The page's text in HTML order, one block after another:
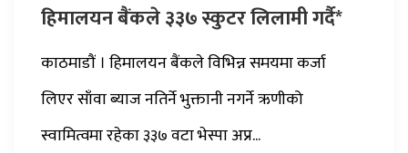
हिमालयन बैंकले ३३७ स्कुटर लिलामी गर्दै*
काठमाडौं । हिमालयन बैंकले विभिन्न समयमा कर्जा
लिएर साँवा ब्याज नतिर्ने भुक्तानी नगर्ने ऋणीको
स्वामित्वमा रहेका ३३७ वटा भेस्पा अप्र...